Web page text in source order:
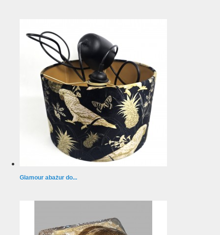
Glamour abażur do...